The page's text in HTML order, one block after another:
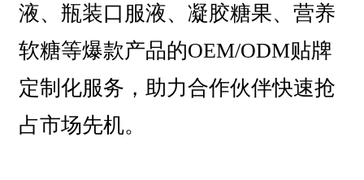
液、瓶装口服液、凝胶糖果、营养
软糖等爆款产品的OEM/ODM贴牌
定制化服务，助力合作伙伴快速抢
占市场先机。